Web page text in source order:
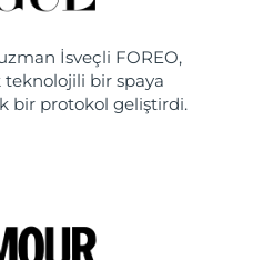
İsveçli FOREO,
bir spaya
bir protokol geliştirdi.